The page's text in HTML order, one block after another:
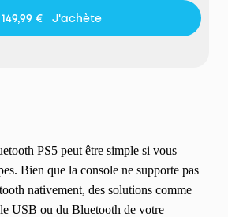
durée
et l'arceau ajustable garantissent
et LDAC.
d'un appareil à l'autre pour
ou répondre à vos appels.
149,99 € J'achète
PS5 peut être simple si vous
Bien que la console ne supporte pas
nativement, des solutions comme
USB ou du Bluetooth de votre